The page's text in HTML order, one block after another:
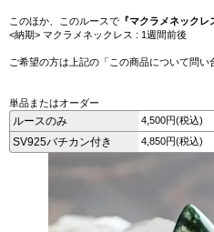
このほか、このルースで 『マクラメネックレ
<納期> マクラメネックレス : 1週間前後
ご希望の方は上記の「この商品について問い
単品またはオーダー
ルースのみ 4,500円(税込)
SV925バチカン付き 4,850円(税込)